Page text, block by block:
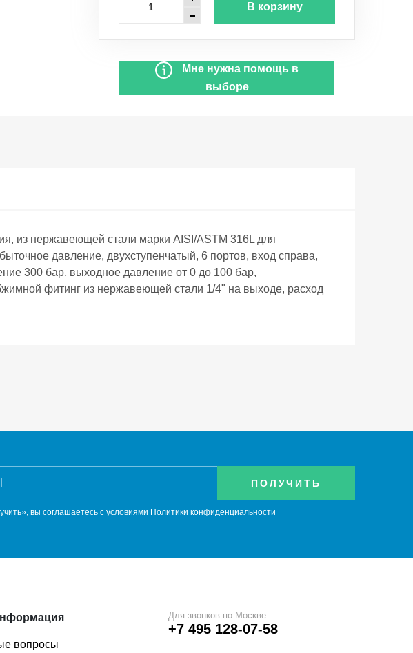
В корзину
Мне нужна помощь в
выборе
из нержавеющей стали марки AISI/ASTM 316L для
давление, двухступенчатый, 6 портов, вход справа,
300 бар, выходное давление от 0 до 100 бар,
фитинг из нержавеющей стали 1/4" на выходе, расход
вы соглашаетесь с условиями Политики конфиденциальности
вопросы
Для звонков по Москве
+7 495 128-07-58